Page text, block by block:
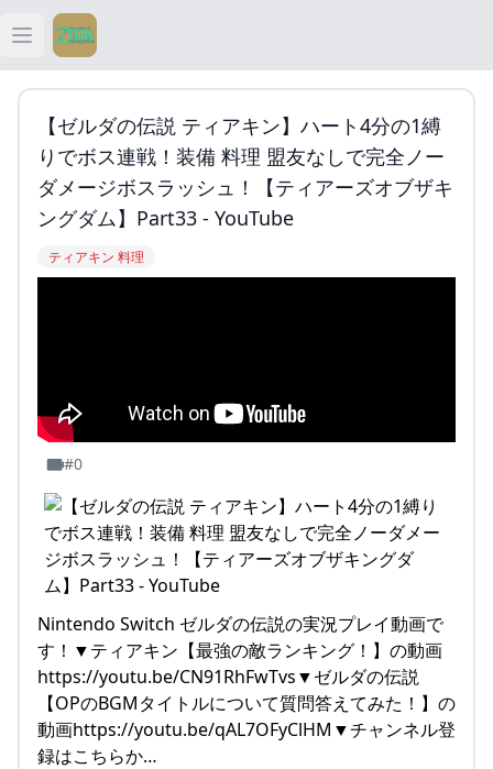
Open main menu
ティアキン
ティアキン 祠
ティアキン 武器
【ゼルダの伝説 ティアキン】ハート4分の1縛
りでボス連戦！装備 料理 盟友なしで完全ノー
ダメージボスラッシュ！【ティアーズオブザキ
ングダム】Part33 - YouTube
ティアキン 料理
#0
Nintendo Switch ゼルダの伝説の実況プレイ動画で
す！▼ティアキン【最強の敵ランキング！】の動画
https://youtu.be/CN91RhFwTvs▼ゼルダの伝説
【OPのBGMタイトルについて質問答えてみた！】の
動画https://youtu.be/qAL7OFyClHM▼チャンネル登
録はこちらか…